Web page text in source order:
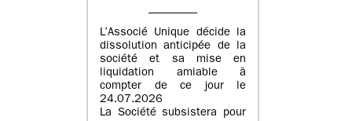
L’Associé Unique décide la
dissolution anticipée de la
société et sa mise en
liquidation amiable à
compter de ce jour le
24.07.2026
La Société subsistera pour